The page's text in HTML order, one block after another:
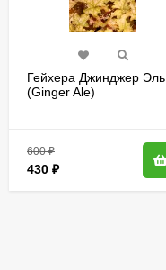
Гейхера Джинджер Эль
(Ginger Ale)
600₽
430 ₽